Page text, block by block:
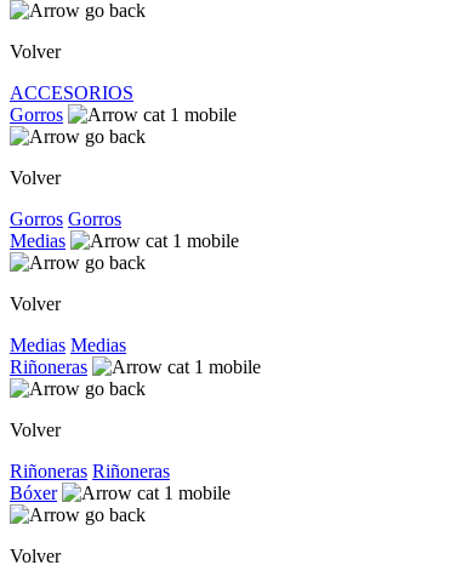
Volver
ACCESORIOS
Gorros
Volver
Gorros Gorros
Medias
Volver
Medias Medias
Riñoneras
Volver
Riñoneras Riñoneras
Bóxer
Volver